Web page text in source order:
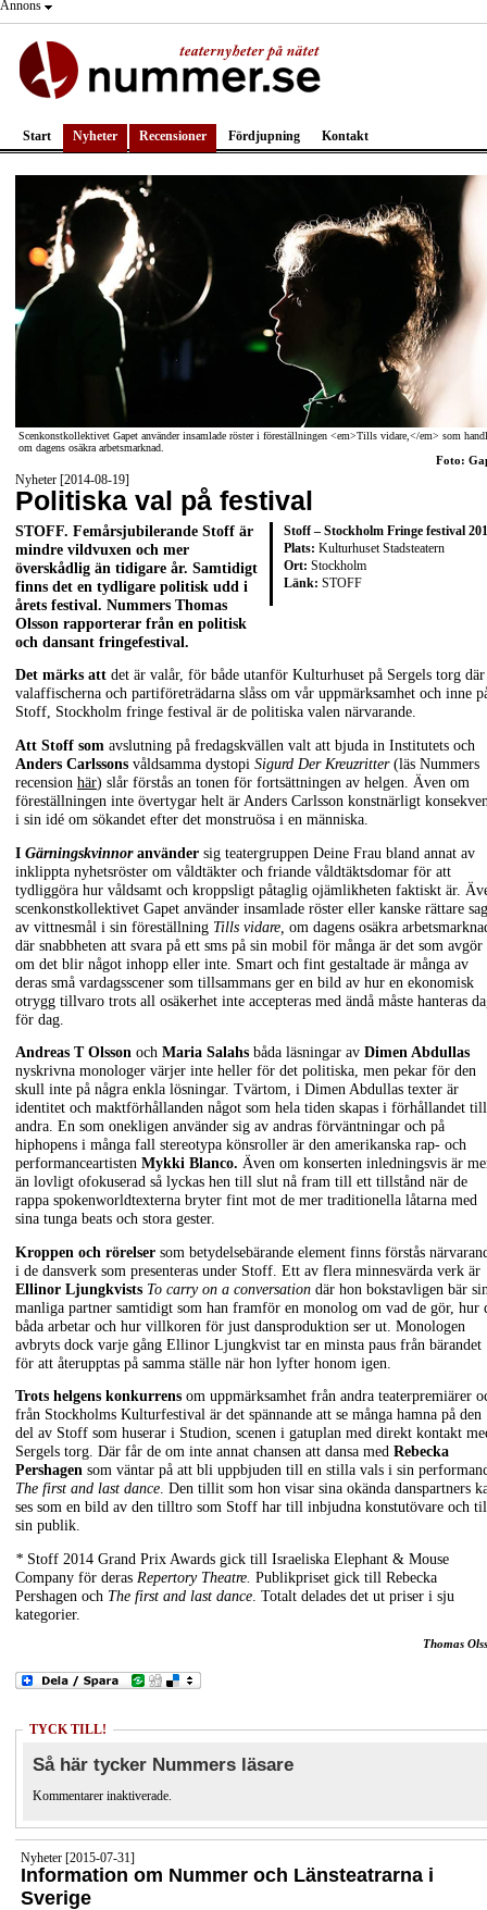
Annons
Start Nyheter Recensioner Fördjupning Kontakt
Scenkonstkollektivet Gapet använder insamlade röster i föreställningen <em>Tills vidare,</em> som
om dagens osäkra arbetsmarknad.
Foto:
Nyheter [2014-08-19]
Politiska val på festival
Stoff – Stockholm Fringe festival
Plats: Kulturhuset Stadsteatern
Ort: Stockholm
Länk: STOFF
STOFF. Femårsjubilerande Stoff är
mindre vildvuxen och mer
överskådlig än tidigare år. Samtidigt
finns det en tydligare politisk udd i
årets festival. Nummers Thomas
Olsson rapporterar från en politisk
och dansant fringefestival.
Det märks att det är valår, för både utanför Kulturhuset på Sergels torg där
valaffischerna och partiföreträdarna slåss om vår uppmärksamhet och inne
Stoff, Stockholm fringe festival är de politiska valen närvarande.
Att Stoff som avslutning på fredagskvällen valt att bjuda in Institutets och
Anders Carlssons våldsamma dystopi Sigurd Der Kreuzritter(läs Nummers
recension här) slår förstås an tonen för fortsättningen av helgen. Även om
föreställningen inte övertygar helt är Anders Carlsson konstnärligt
i sin idé om sökandet efter det monstruösa i en människa.
I Gärningskvinnoranvänder sig teatergruppen Deine Frau bland annat av
inklippta nyhetsröster om våldtäkter och friande våldtäktsdomar för att
tydliggöra hur våldsamt och kroppsligt påtaglig ojämlikheten faktiskt är.
scenkonstkollektivet Gapet använder insamlade röster eller kanske rättare
av vittnesmål i sin föreställning Tills vidare, om dagens osäkra
där snabbheten att svara på ett sms på sin mobil för många är det som avgör
om det blir något inhopp eller inte. Smart och fint gestaltade är många av
deras små vardagsscener som tillsammans ger en bild av hur en ekonomisk
otrygg tillvaro trots all osäkerhet inte accepteras med ändå måste hanteras
för dag.
Andreas T Olsson och Maria Salahs båda läsningar av Dimen Abdullas
nyskrivna monologer värjer inte heller för det politiska, men pekar för den
skull inte på några enkla lösningar. Tvärtom, i Dimen Abdullas texter är
identitet och maktförhållanden något som hela tiden skapas i förhållandet till
andra. En som onekligen använder sig av andras förväntningar och på
hiphopens i många fall stereotypa könsroller är den amerikanska rap- och
performanceartisten Mykki Blanco. Även om konserten inledningsvis är
än lovligt ofokuserad så lyckas hen till slut nå fram till ett tillstånd när de
rappa spokenworldtexterna bryter fint mot de mer traditionella låtarna med
sina tunga beats och stora gester.
Kroppen och rörelser som betydelsebärande element finns förstås
i de dansverk som presenteras under Stoff. Ett av flera minnesvärda verk är
Ellinor Ljungkvists To carry on a conversation där hon bokstavligen bär
manliga partner samtidigt som han framför en monolog om vad de gör, hur
båda arbetar och hur villkoren för just dansproduktion ser ut. Monologen
avbryts dock varje gång Ellinor Ljungkvist tar en minsta paus från bärandet
för att återupptas på samma ställe när hon lyfter honom igen.
Trots helgens konkurrens om uppmärksamhet från andra teaterpremiärer
från Stockholms Kulturfestival är det spännande att se många hamna på den
del av Stoff som huserar i Studion, scenen i gatuplan med direkt kontakt
Sergels torg. Där får de om inte annat chansen att dansa med Rebecka
Pershagen som väntar på att bli uppbjuden till en stilla vals i sin
The first and last dance. Den tillit som hon visar sina okända danspartners
ses som en bild av den tilltro som Stoff har till inbjudna konstutövare och
sin publik.
* Stoff 2014 Grand Prix Awards gick till Israeliska Elephant & Mouse
Company för deras Repertory Theatre. Publikpriset gick till Rebecka
Pershagen och The first and last dance . Totalt delades det ut priser i sju
kategorier.
Thomas
TYCK TILL!
Så här tycker Nummers läsare
Kommentarer inaktiverade.
Nyheter [2015-07-31]
Information om Nummer och Länsteatrarna i
Sverige